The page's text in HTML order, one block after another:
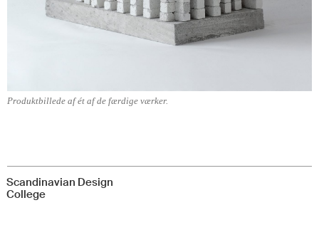
Produktbillede af ét af de færdige værker.
Scandinavian Design
College